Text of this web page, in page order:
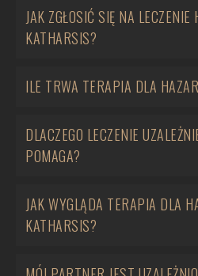
JAK ZGŁOSIĆ SIĘ NA LECZENIE
KATHARSIS?
ILE TRWA TERAPIA DLA
DLACZEGO LECZENIE
POMAGA?
JAK WYGLĄDA TERAPIA DLA
KATHARSIS?